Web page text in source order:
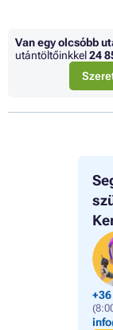
Van egy olcsóbb
utántöltőinkkel24